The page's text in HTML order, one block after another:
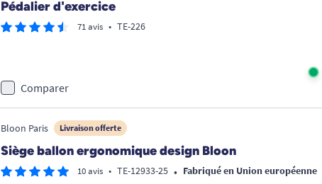
Pédalier d'exercice
71 avis • TE-226
Comparer
Bloon Paris Livraison offerte
Siège ballon ergonomique design Bloon
10 avis • TE-12933-25 • Fabriqué en Union européenne